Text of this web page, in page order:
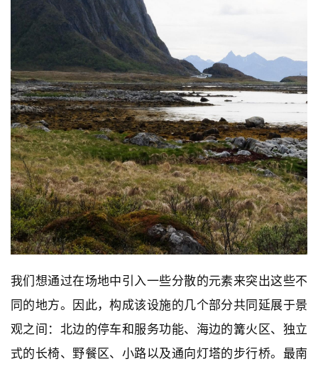
我们想通过在场地中引入一些分散的元素来突出这些不
同的地方。因此，构成该设施的几个部分共同延展于景
观之间：北边的停车和服务功能、海边的篝火区、独立
式的长椅、野餐区、小路以及通向灯塔的步行桥。最南